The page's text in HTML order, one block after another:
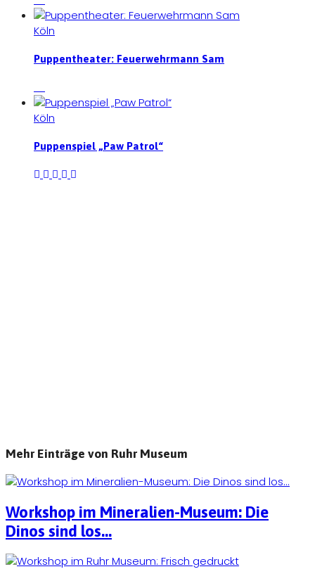
Köln
Puppentheater: Feuerwehrmann Sam
Köln
Puppenspiel „Paw Patrol“
Mehr Einträge von Ruhr Museum
Workshop im Mineralien-Museum: Die
Dinos sind los...